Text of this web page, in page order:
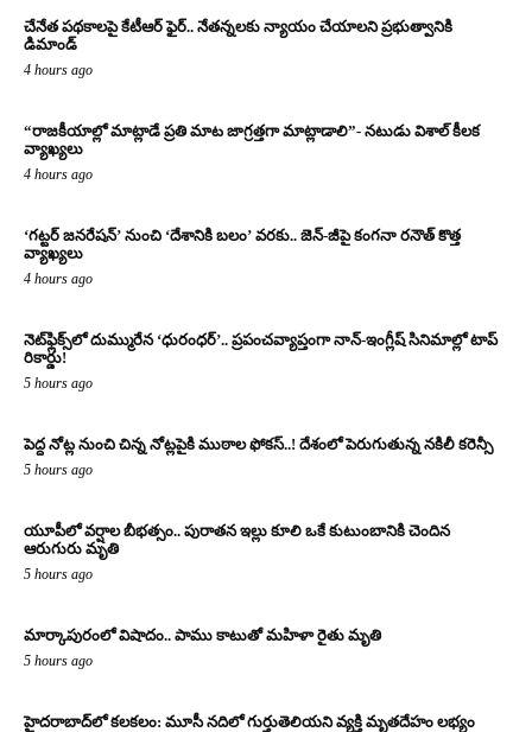
చేనేత పథకాలపై కేటీఆర్ ఫైర్.. నేతన్నలకు న్యాయం చేయాలని ప్రభుత్వానికి
డిమాండ్
4 hours ago
“రాజకీయాల్లో మాట్లాడే ప్రతి మాట జాగ్రత్తగా మాట్లాడాలి”- నటుడు విశాల్ కీలక
వ్యాఖ్యలు
4 hours ago
‘గట్టర్ జనరేషన్’ నుంచి ‘దేశానికి బలం’ వరకు.. జెన్-జీపై కంగనా రనౌత్ కొత్త
వ్యాఖ్యలు
4 hours ago
నెట్‌ఫ్లిక్స్‌లో దుమ్మురేన ‘ధురంధర్’.. ప్రపంచవ్యాప్తంగా నాన్-ఇంగ్లీష్ సినిమాల్లో టాప్
రికార్డు!
5 hours ago
పెద్ద నోట్ల నుంచి చిన్న నోట్లపైకి ముఠాల ఫోకస్..! దేశంలో పెరుగుతున్న నకిలీ కరెన్సీ
5 hours ago
యూపీలో వర్షాల బీభత్సం.. పురాతన ఇల్లు కూలి ఒకే కుటుంబానికి చెందిన
ఆరుగురు మృతి
5 hours ago
మార్కాపురంలో విషాదం.. పాము కాటుతో మహిళా రైతు మృతి
5 hours ago
హైదరాబాద్‌లో కలకలం: మూసీ నదిలో గుర్తుతెలియని వ్యక్తి మృతదేహం లభ్యం